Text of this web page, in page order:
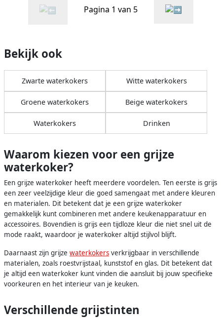
Pagina 1 van 5
Bekijk ook
Zwarte waterkokers Witte waterkokers
Groene waterkokers Beige waterkokers
Waterkokers Drinken
Waarom kiezen voor een grijze
waterkoker?
Een grijze waterkoker heeft meerdere voordelen. Ten eerste is grijs
een zeer veelzijdige kleur die goed samengaat met andere kleuren
en materialen. Dit betekent dat je een grijze waterkoker
gemakkelijk kunt combineren met andere keukenapparatuur en
accessoires. Bovendien is grijs een tijdloze kleur die niet snel uit de
mode raakt, waardoor je waterkoker altijd stijlvol blijft.
Daarnaast zijn grijze waterkokers verkrijgbaar in verschillende
materialen, zoals roestvrijstaal, kunststof en glas. Dit betekent dat
je altijd een waterkoker kunt vinden die aansluit bij jouw specifieke
voorkeuren en het interieur van je keuken.
Verschillende grijstinten